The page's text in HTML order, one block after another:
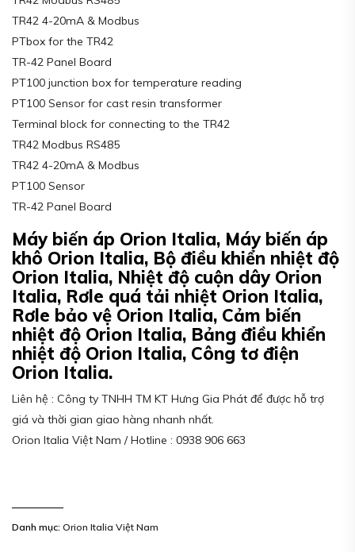
TR42 4-20mA & Modbus
PTbox for the TR42
TR-42 Panel Board
PT100 junction box for temperature reading
PT100 Sensor for cast resin transformer
Terminal block for connecting to the TR42
TR42 Modbus RS485
TR42 4-20mA & Modbus
PT100 Sensor
TR-42 Panel Board
Máy biến áp Orion Italia, Máy biến áp
khô Orion Italia, Bộ điều khiển nhiệt độ
Orion Italia, Nhiệt độ cuộn dây Orion
Italia, Rơle quá tải nhiệt Orion Italia,
Rơle bảo vệ Orion Italia, Cảm biến
nhiệt độ Orion Italia, Bảng điều khiển
nhiệt độ Orion Italia, Công tơ điện
Orion Italia.
Liên hệ : Công ty TNHH TM KT Hưng Gia Phát để được hỗ trợ
giá và thời gian giao hàng nhanh nhất.
Orion Italia Việt Nam / Hotline : 0938 906 663
Danh mục: Orion Italia Việt Nam